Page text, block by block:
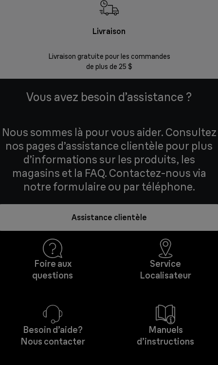
Livraison
Livraison gratuite pour les commandes
de plus de 25 $
Vous avez besoin d’assistance ?
Nous sommes là pour vous aider. Consultez
nos pages d’assistance clientèle pour plus
d’informations sur les produits, les
magasins et la FAQ. Contactez-nous via
notre formulaire ou par téléphone.
Assistance clientèle
Foire aux
questions
Service
Localisateur
Besoin d’aide?
Nous contacter
Manuels
d’instructions